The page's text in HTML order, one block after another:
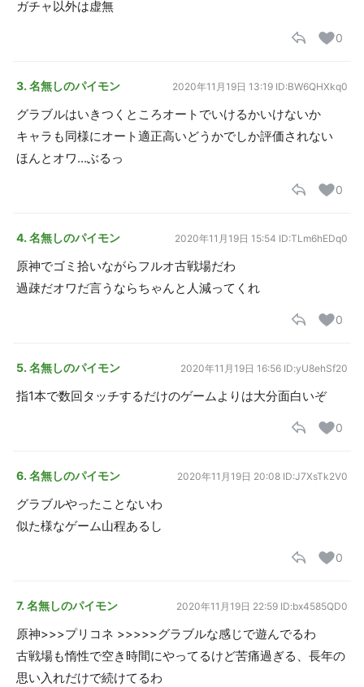
ガチャ以外は虚無
0
3. 名無しのパイモン 2020年11月19日 13:19 ID:BW6QHXkq0
グラブルはいきつくところオートでいけるかいけないか
キャラも同様にオート適正高いどうかでしか評価されない
ほんとオワ...ぶるっ
0
4. 名無しのパイモン 2020年11月19日 15:54 ID:TLm6hEDq0
原神でゴミ拾いながらフルオ古戦場だわ
過疎だオワだ言うならちゃんと人減ってくれ
0
5. 名無しのパイモン 2020年11月19日 16:56 ID:yU8ehSf20
指1本で数回タッチするだけのゲームよりは大分面白いぞ
0
6. 名無しのパイモン 2020年11月19日 20:08 ID:J7XsTk2V0
グラブルやったことないわ
似た様なゲーム山程あるし
0
7. 名無しのパイモン 2020年11月19日 22:59 ID:bx4585QD0
原神>>>プリコネ >>>>>グラブルな感じで遊んでるわ
古戦場も惰性で空き時間にやってるけど苦痛過ぎる、長年の
思い入れだけで続けてるわ